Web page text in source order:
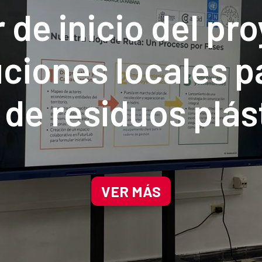
de inicio del
locales
residuos
priorizada
de La
VER MÁS